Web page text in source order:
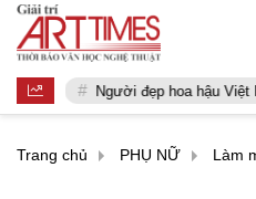
Người đẹp hoa hậu Việt
Trang chủ PHỤ NỮ Làm